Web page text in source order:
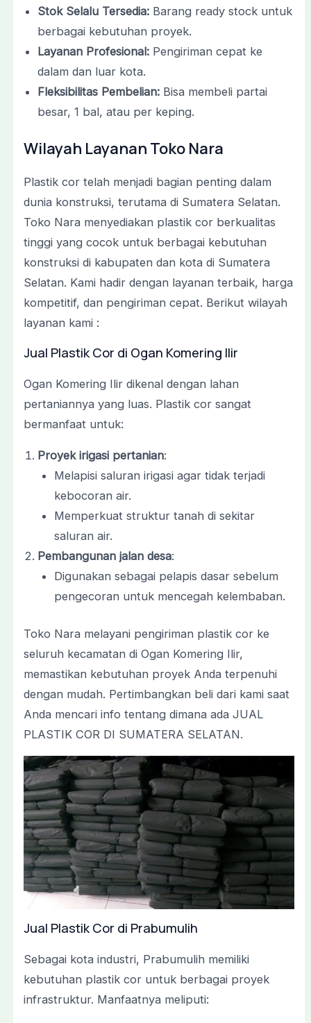
Stok Selalu Tersedia:Barang ready stock untuk
berbagai kebutuhan proyek.
Layanan Profesional:Pengiriman cepat ke
dalam dan luar kota.
Fleksibilitas Pembelian:Bisa membeli partai
besar, 1 bal, atau per keping.
Wilayah Layanan Toko Nara
Plastik cor telah menjadi bagian penting dalam
dunia konstruksi, terutama di Sumatera Selatan.
Toko Nara menyediakan plastik cor berkualitas
tinggi yang cocok untuk berbagai kebutuhan
konstruksi di kabupaten dan kota di Sumatera
Selatan. Kami hadir dengan layanan terbaik, harga
kompetitif, dan pengiriman cepat. Berikut wilayah
layanan kami :
Jual Plastik Cor di Ogan Komering Ilir
Ogan Komering Ilir dikenal dengan lahan
pertaniannya yang luas. Plastik cor sangat
bermanfaat untuk:
Proyek irigasi pertanian:
Melapisi saluran irigasi agar tidak terjadi
kebocoran air.
Memperkuat struktur tanah di sekitar
saluran air.
Pembangunan jalan desa:
Digunakan sebagai pelapis dasar sebelum
pengecoran untuk mencegah kelembaban.
Toko Nara melayani pengiriman plastik cor ke
seluruh kecamatan di Ogan Komering Ilir,
memastikan kebutuhan proyek Anda terpenuhi
dengan mudah. Pertimbangkan beli dari kami saat
Anda mencari info tentang dimana ada JUAL
PLASTIK COR DI SUMATERA SELATAN.
Jual Plastik Cor di Prabumulih
Sebagai kota industri, Prabumulih memiliki
kebutuhan plastik cor untuk berbagai proyek
infrastruktur. Manfaatnya meliputi: